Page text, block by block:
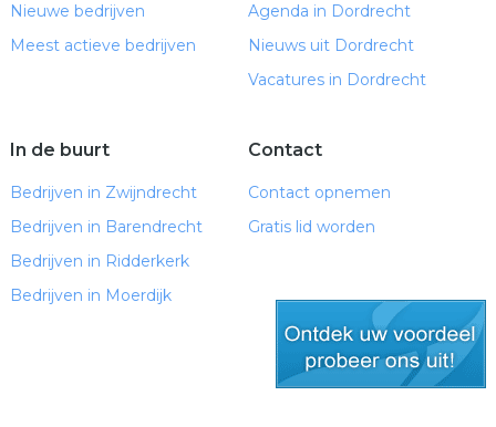
Nieuwe bedrijven
Meest actieve bedrijven
Agenda in Dordrecht
Nieuws uit Dordrecht
Vacatures in Dordrecht
In de buurt
Bedrijven in Zwijndrecht
Bedrijven in Barendrecht
Bedrijven in Ridderkerk
Bedrijven in Moerdijk
Contact
Contact opnemen
Gratis lid worden